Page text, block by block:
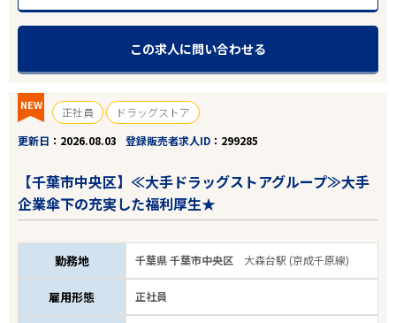
この求人に問い合わせる
NEW 正社員
ドラッグストア
更新日
2026.08.03 登録販売者求人ID 299285
【千葉市中央区】≪大手ドラッグストアグループ≫大手
企業傘下の充実した福利厚生★
勤務地 千葉県 千葉市中央区 大森台駅 (京成千原線)
雇用形態 正社員